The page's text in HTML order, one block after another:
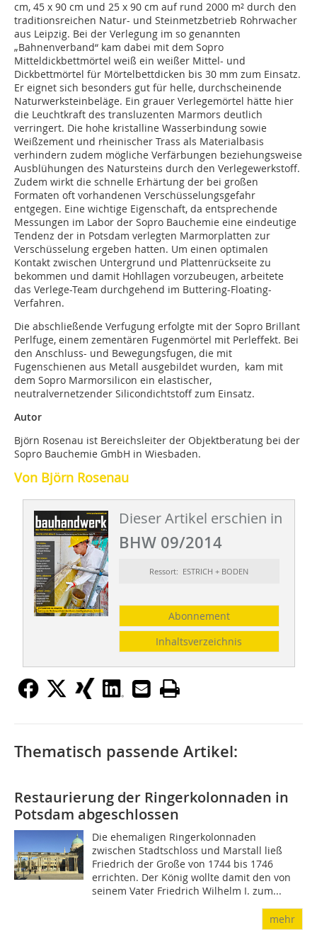
cm, 45 x 90 cm und 25 x 90 cm auf rund 2000 m² durch den
traditionsreichen Natur- und Steinmetzbetrieb Rohrwacher
aus Leipzig. Bei der Verlegung im so genannten
„Bahnenverband“ kam dabei mit dem Sopro
Mitteldickbettmörtel weiß ein weißer Mittel- und
Dickbettmörtel für Mörtelbettdicken bis 30 mm zum Einsatz.
Er eignet sich besonders gut für helle, durchscheinende
Naturwerksteinbeläge. Ein grauer Verlegemörtel hätte hier
die Leuchtkraft des transluzenten Marmors deutlich
verringert. Die hohe kristalline Wasserbindung sowie
Weißzement und rheinischer Trass als Materialbasis
verhindern zudem mögliche Verfärbungen beziehungsweise
Ausblühungen des Natursteins durch den Verlegewerkstoff.
Zudem wirkt die schnelle Erhärtung der bei großen
Formaten oft vorhandenen Verschüsselungsgefahr
entgegen. Eine wichtige Eigenschaft, da entsprechende
Messungen im Labor der Sopro Bauchemie eine eindeutige
Tendenz der in Potsdam verlegten Marmorplatten zur
Verschüsselung ergeben hatten. Um einen optimalen
Kontakt zwischen Untergrund und Plattenrückseite zu
bekommen und damit Hohllagen vorzubeugen, arbeitete
das Verlege-Team durchgehend im Buttering-Floating-
Verfahren.
Die abschließende Verfugung erfolgte mit der Sopro Brillant
Perlfuge, einem zementären Fugenmörtel mit Perleffekt. Bei
den Anschluss- und Bewegungsfugen, die mit
Fugenschienen aus Metall ausgebildet wurden, kam mit
dem Sopro Marmorsilicon ein elastischer,
neutralvernetzender Silicondichtstoff zum Einsatz.
Autor
Björn Rosenau ist Bereichsleiter der Objektberatung bei der
Sopro Bauchemie GmbH in Wiesbaden.
Von Björn Rosenau
Dieser Artikel erschien in
BHW 09/2014
Ressort: ESTRICH + BODEN
Abonnement
Inhaltsverzeichnis
Thematisch passende Artikel:
Restaurierung der Ringerkolonnaden in
Potsdam abgeschlossen
Die ehemaligen Ringerkolonnaden
zwischen Stadtschloss und Marstall ließ
Friedrich der Große von 1744 bis 1746
errichten. Der König wollte damit den von
seinem Vater Friedrich Wilhelm I. zum...
mehr